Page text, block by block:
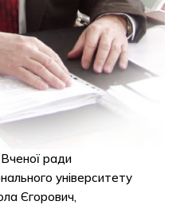
ради
університету
Єгорович,